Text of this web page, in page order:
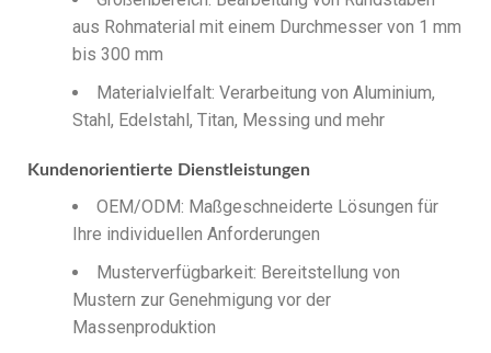
aus Rohmaterial mit einem Durchmesser von 1 mm
bis 300 mm
Materialvielfalt: Verarbeitung von Aluminium,
Stahl, Edelstahl, Titan, Messing und mehr
Kundenorientierte Dienstleistungen
OEM/ODM: Maßgeschneiderte Lösungen für
Ihre individuellen Anforderungen
Musterverfügbarkeit: Bereitstellung von
Mustern zur Genehmigung vor der
Massenproduktion